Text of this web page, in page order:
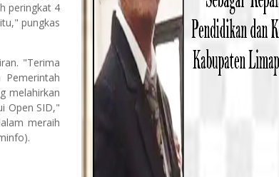
peringkat 4
pungkas
"Terima
melahirkan
Open SID,"
meraih